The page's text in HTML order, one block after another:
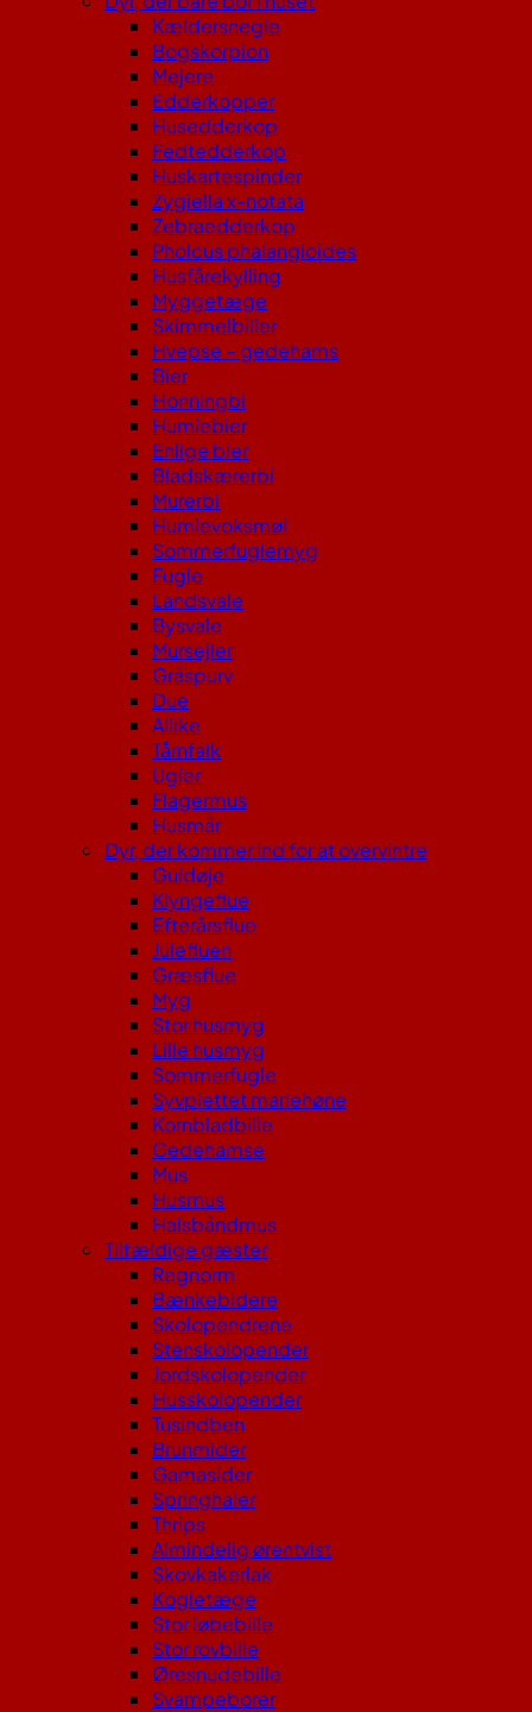
Kældersnegle
Bogskorpion
Mejere
Edderkopper
Husedderkop
Fedtedderkop
Huskartespinder
Zygiella x-notata
Zebraedderkop
Pholcus phalangioides
Husfårekylling
Myggetæge
Skimmelbiller
Hvepse – gedehams
Bier
Honningbi
Humlebier
Enlige bier
Bladskærerbi
Murerbi
Humlevoksmøl
Sommerfuglemyg
Fugle
Landsvale
Bysvale
Mursejler
Gråspurv
Due
Allike
Tårnfalk
Ugler
Flagermus
Husmår
Dyr, der kommer ind for at overvintre
Guldøje
Klyngeflue
Efterårsflue
Julefluen
Græsflue
Myg
Stor husmyg
Lille husmyg
Sommerfugle
Syvplettet mariehøne
Kornbladbille
Gedehamse
Mus
Husmus
Halsbåndmus
Tilfældige gæster
Regnorm
Bænkebidere
Skolopendrene
Stenskolopender
Jordskolopender
Husskolopender
Tusindben
Brunmider
Gamasider
Springhaler
Thrips
Almindelig ørentvist
Skovkakerlak
Kogletæge
Stor løbebille
Stor rovbille
Øresnudebille
Svampeborer